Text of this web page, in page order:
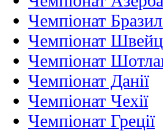
Чемпіонат
Чемпіонат
Чемпіонат
Чемпіонат Данії
Чемпіонат Чехії
Чемпіонат Греції